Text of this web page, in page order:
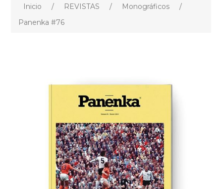
Inicio / REVISTAS / Monográficos
/
Panenka #76